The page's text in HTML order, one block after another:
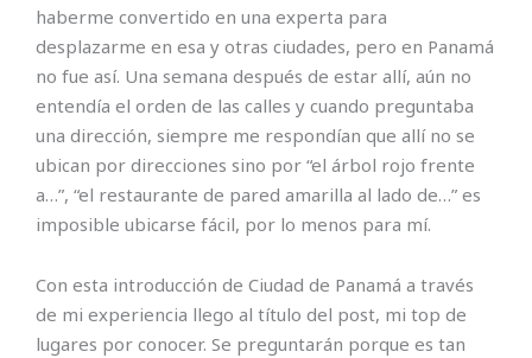
haberme convertido en una experta para
desplazarme en esa y otras ciudades, pero en Panamá
no fue así. Una semana después de estar allí, aún no
entendía el orden de las calles y cuando preguntaba
una dirección, siempre me respondían que allí no se
ubican por direcciones sino por “el árbol rojo frente
a…”, “el restaurante de pared amarilla al lado de…” es
imposible ubicarse fácil, por lo menos para mí.
Con esta introducción de Ciudad de Panamá a través
de mi experiencia llego al título del post, mi top de
lugares por conocer. Se preguntarán porque es tan